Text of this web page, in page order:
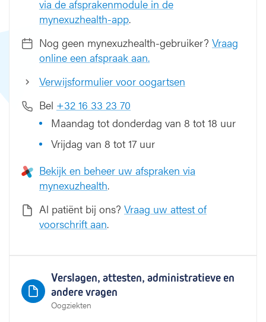
via de afsprakenmodule in de
mynexuzhealth-app.
Nog geen mynexuzhealth-gebruiker? Vraag
online een afspraak aan.
Verwijsformulier voor oogartsen
Bel +32 16 33 23 70
Maandag tot donderdag van 8 tot 18 uur
Vrijdag van 8 tot 17 uur
Bekijk en beheer uw afspraken via
mynexuzhealth.
Al patiënt bij ons? Vraag uw attest of
voorschrift aan.
Verslagen, attesten, administratieve en
andere vragen
Oogziekten